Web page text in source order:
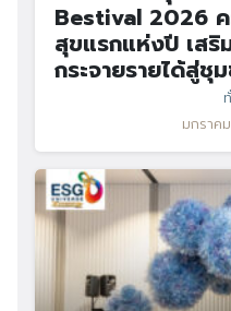
Bestival 2026
สุขแรกแห่งปี เส
กระจายรายได้สู่ชุ
มกราค